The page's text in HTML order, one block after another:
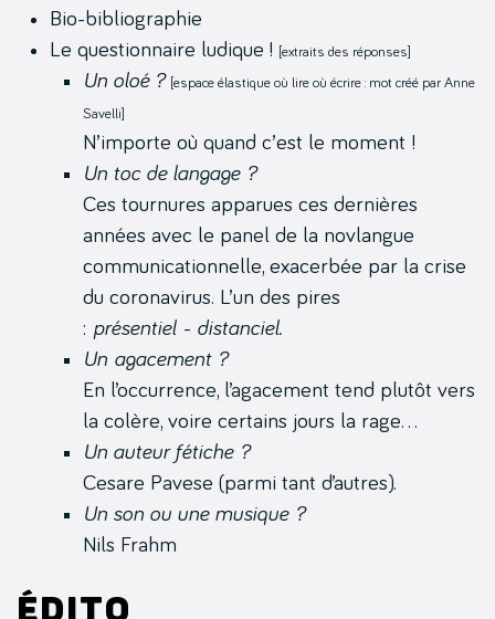
Bio-bibliographie
Le questionnaire ludique !
[extraits des réponses]
Un oloé ? [espace élastique où lire où écrire : mot créé par Anne
Savelli]
N’importe où quand c’est le moment !
Un toc de langage ?
Ces tournures apparues ces dernières
années avec le panel de la novlangue
communicationnelle, exacerbée par la crise
du coronavirus. L’un des pires
: présentiel - distanciel.
Un agacement ?
En l’occurrence, l’agacement tend plutôt vers
la colère, voire certains jours la rage…
Un auteur fétiche ?
Cesare Pavese (parmi tant d’autres).
Un son ou une musique ?
Nils Frahm
Édito